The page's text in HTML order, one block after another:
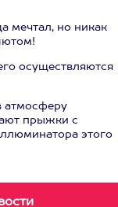
мечтал, но никак
осуществляются
атмосферу
прыжки с
этого